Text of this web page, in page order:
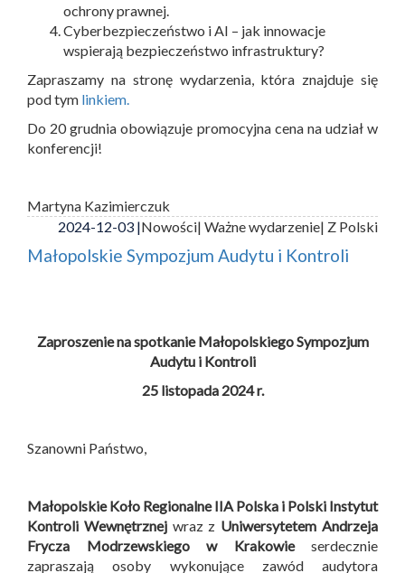
ochrony prawnej.
Cyberbezpieczeństwo i AI – jak innowacje
wspierają bezpieczeństwo infrastruktury?
Zapraszamy na stronę wydarzenia, która znajduje się
pod tym linkiem.
Do 20 grudnia obowiązuje promocyjna cena na udział w
konferencji!
Martyna Kazimierczuk
2024-12-03 |Nowości| Ważne wydarzenie| Z Polski
Małopolskie Sympozjum Audytu i Kontroli
Zaproszenie na spotkanie Małopolskiego Sympozjum
Audytu i Kontroli
25 listopada 2024 r.
Szanowni Państwo,
Małopolskie Koło Regionalne IIA Polska i Polski Instytut
Kontroli Wewnętrznejwraz z Uniwersytetem Andrzeja
Frycza Modrzewskiego w Krakowieserdecznie
zapraszają osoby wykonujące zawód audytora